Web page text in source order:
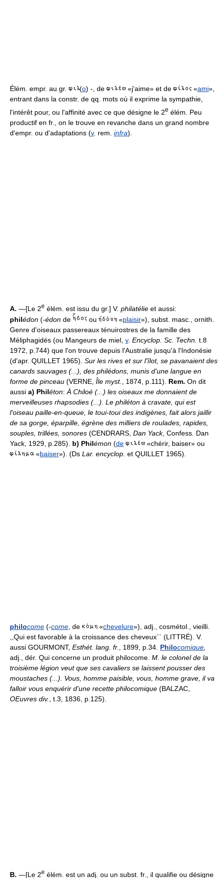
Élém. empr. au gr. (o) -, de «j'aime» et de «ami»,
entrant dans la constr. de qq. mots où il exprime la sympathie,
l'intérêt pour, ou l'affinité avec ce que désigne le 2e élém. Peu
productif en fr., on le trouve en revanche dans un grand nombre
d'empr. ou d'adaptations (v. rem. infra).
A. —[Le 2e élém. est issu du gr.] V. philatélie et aussi:
philédon (-édon de ou «plaisir»), subst. masc., ornith.
Genre d'oiseaux passereaux ténuirostres de la famille des
Méliphagidés (ou Mangeurs de miel, v. Encyclop. Sc. Techn. t.8
1972, p.744) que l'on trouve depuis l'Australie jusqu'à l'Indonésie
(d'apr. QUILLET 1965). Sur les rives et sur l'îlot, se pavanaient des
canards sauvages (...), des philédons, munis d'une langue en
forme de pinceau (VERNE, Île myst., 1874, p.111). Rem. On dit
aussi a) Philéton:À Chiloé (...) les oiseaux me donnaient de
merveilleuses rhapsodies (...). Le philéton à cravate, qui est
l'oiseau paille-en-queue, le toui-toui des indigènes, fait alors jaillir
de sa gorge, éparpille, égrène des milliers de roulades, rapides,
souples, trillées, sonores (CENDRARS, Dan Yack, Confess. Dan
Yack, 1929, p.285). b) Philémon (de
«chérir, baiser» ou
«baiser»). (Ds Lar. encyclop. et QUILLET 1965).
philocome (-come, de «chevelure»), adj., cosmétol., vieilli.
,,Qui est favorable à la croissance des cheveux`` (LITTRÉ). V.
aussi GOURMONT, Esthét. lang. fr., 1899, p.34. Philocomique,
adj., dér. Qui concerne un produit philocome. M. le colonel de la
troisième légion veut que ses cavaliers se laissent pousser des
moustaches (...). Vous, homme paisible, vous, homme grave, il va
falloir vous enquérir d'une recette philocomique (BALZAC,
OEuvres div., t.3, 1836, p.125).
B. —[Le 2e élém. est un adj. ou un subst. fr., il qualifie ou désigne